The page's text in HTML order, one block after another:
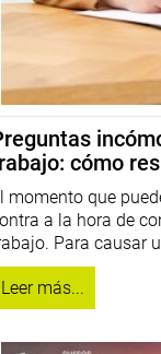
cómo
momento que
a la hora de
Para causar
Leer más...